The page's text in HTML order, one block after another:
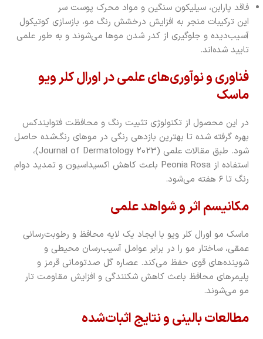
فاقد پارابن، سیلیکون سنگین و مواد محرک پوست سر
این ترکیبات منجر به افزایش درخشش رنگ مو، بازسازی کوتیکول
آسیب‌دیده و جلوگیری از کدر شدن موها می‌شوند و به طور علمی
تایید شده‌اند.
فناوری و نوآوری‌های علمی در اورال کلر ویو
ماسک
در این محصول از تکنولوژی تثبیت رنگ و محافظت فتوایندکس
بهره گرفته شده تا بهترین بازدهی رنگی در موهای رنگ‌شده حاصل
شود. طبق مقالات علمی (Journal of Dermatology 2023)،
استفاده از Peonia Rosa باعث کاهش اکسیداسیون و تمدید دوام
رنگ تا ۶ هفته می‌شود.
مکانیسم اثر و شواهد علمی
ماسک مو اورال کلر ویو با ایجاد یک لایه محافظ و رطوبت‌رسانی
عمقی، ساختار مو را در برابر عوامل آسیب‌رسان محیطی و
شوینده‌های قوی حفظ می‌کند. عصاره گل صدتومانی قرمز و
پلیمرهای محافظ باعث کاهش شکنندگی و افزایش مقاومت تار
مو می‌شوند.
مطالعات بالینی و نتایج اثبات‌شده